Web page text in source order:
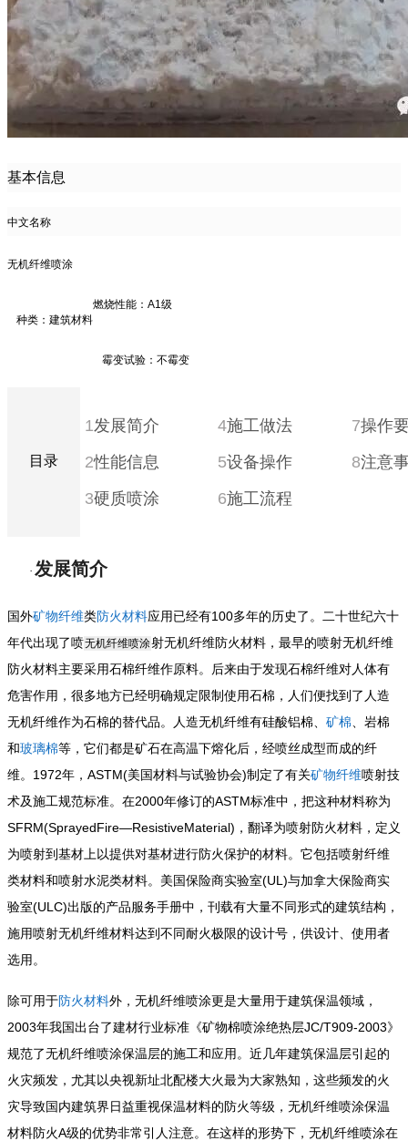
基本信息
中文名称
无机纤维喷涂
种类： 建筑材料
燃烧性能： A1 级
霉变试验： 不霉变
目录
1发展简介
2性能信息
3硬质喷涂
4施工做法
5设备操作
6施工流程
7操作
8注意
· 发展简介
国外矿物纤维类防火材料应用已经有100多年的历史了。二十世纪六十
年代出现了喷无机纤维喷涂射无机纤维防火材料，最早的喷射无机纤维
防火材料主要采用石棉纤维作原料。后来由于发现石棉纤维对人体有
危害作用，很多地方已经明确规定限制使用石棉，人们便找到了人造
无机纤维作为石棉的替代品。人造无机纤维有硅酸铝棉、 矿棉 、岩棉
和玻璃棉等，它们都是矿石在高温下熔化后，经喷丝成型而成的纤
维。 1972年， ASTM(美国材料与试验协会)制定了有关矿物纤维喷射技
术及施工规范标准。在2000年修订的ASTM标准中，把这种材料称为
SFRM(SprayedFire—ResistiveMaterial) ，翻译为喷射防火材料，定义
为喷射到基材上以提供对基材进行防火保护的材料。它包括喷射纤维
类材料和喷射水泥类材料。美国保险商实验室(UL)与加拿大保险商实
验室(ULC)出版的产品服务手册中，刊载有大量不同形式的建筑结构，
施用喷射无机纤维材料达到不同耐火极限的设计号，供设计、使用者
选用。
除可用于防火材料外，无机纤维喷涂更是大量用于建筑保温领域，
2003年我国出台了建材行业标准《矿物棉喷涂绝热层JC/T909-2003》
规范了无机纤维喷涂保温层的施工和应用。近几年建筑保温层引起的
火灾频发，尤其以央视新址北配楼大火最为大家熟知，这些频发的火
灾导致国内建筑界日益重视保温材料的防火等级，无机纤维喷涂保温
材料防火A级的优势非常引人注意。在这样的形势下，无机纤维喷涂在